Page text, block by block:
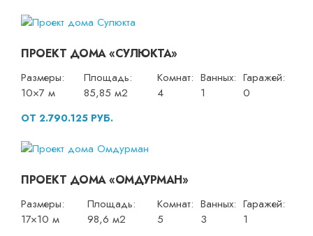
ПРОЕКТ ДОМА «СУЛЮКТА»
Размеры:
10×7 м
Площадь:
85,85 м2
Комнат:
4
Ванных:
1
Гаражей:
0
ОТ 2.790.125 РУБ.
ПРОЕКТ ДОМА «ОМДУРМАН»
Размеры:
17×10 м
Площадь:
98,6 м2
Комнат:
5
Ванных:
3
Гаражей:
1